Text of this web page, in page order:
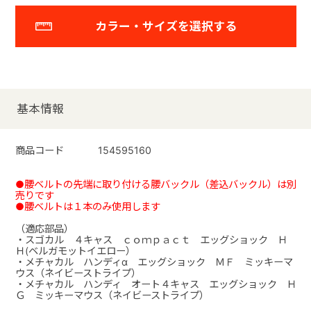
カラー・サイズを選択する
基本情報
商品コード 154595160
●腰ベルトの先端に取り付ける腰バックル（差込バックル）は別
売りです
●腰ベルトは１本のみ使用します
（適応部品）
・スゴカル ４キャス ｃｏｍｐａｃｔ エッグショック Ｈ
Ｈ(ベルガモットイエロー）
・メチャカル ハンディα エッグショック ＭＦ ミッキーマ
ウス（ネイビーストライプ）
・メチャカル ハンディ オート４キャス エッグショック Ｈ
Ｇ ミッキーマウス（ネイビーストライプ）